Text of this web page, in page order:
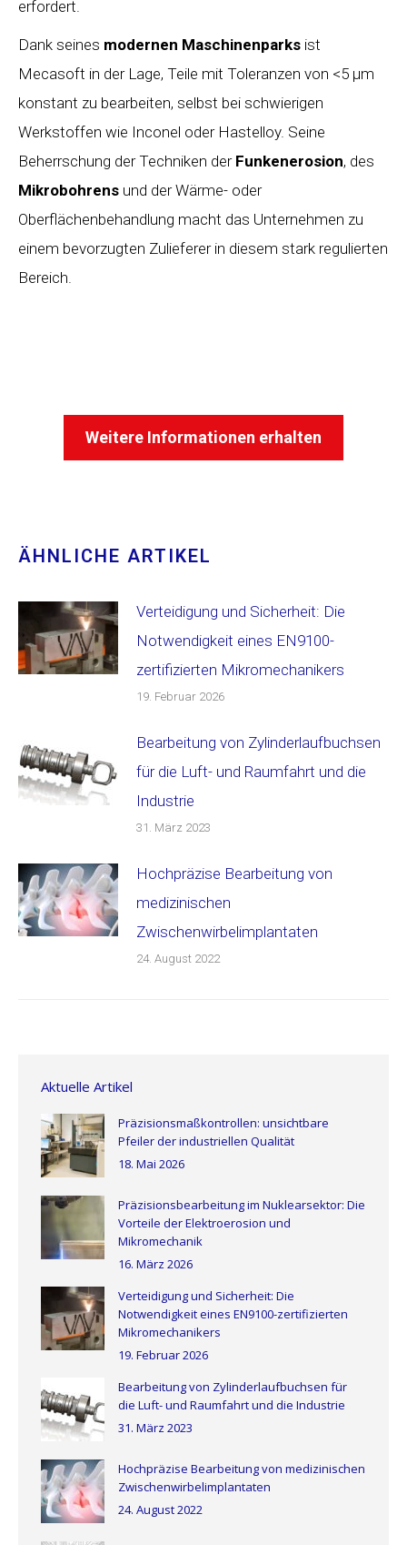
erfordert.
Dank seines modernen Maschinenparks ist
Mecasoft in der Lage, Teile mit Toleranzen von <5 µm
konstant zu bearbeiten, selbst bei schwierigen
Werkstoffen wie Inconel oder Hastelloy. Seine
Beherrschung der Techniken der Funkenerosion, des
Mikrobohrens und der Wärme- oder
Oberflächenbehandlung macht das Unternehmen zu
einem bevorzugten Zulieferer in diesem stark regulierten
Bereich.
Weitere Informationen erhalten
ÄHNLICHE ARTIKEL
Verteidigung und Sicherheit: Die
Notwendigkeit eines EN9100-
zertifizierten Mikromechanikers
19. Februar 2026
Bearbeitung von Zylinderlaufbuchsen
für die Luft- und Raumfahrt und die
Industrie
31. März 2023
Hochpräzise Bearbeitung von
medizinischen
Zwischenwirbelimplantaten
24. August 2022
Aktuelle Artikel
Präzisionsmaßkontrollen: unsichtbare
Pfeiler der industriellen Qualität
18. Mai 2026
Präzisionsbearbeitung im Nuklearsektor: Die
Vorteile der Elektroerosion und
Mikromechanik
16. März 2026
Verteidigung und Sicherheit: Die
Notwendigkeit eines EN9100-zertifizierten
Mikromechanikers
19. Februar 2026
Bearbeitung von Zylinderlaufbuchsen für
die Luft- und Raumfahrt und die Industrie
31. März 2023
Hochpräzise Bearbeitung von medizinischen
Zwischenwirbelimplantaten
24. August 2022